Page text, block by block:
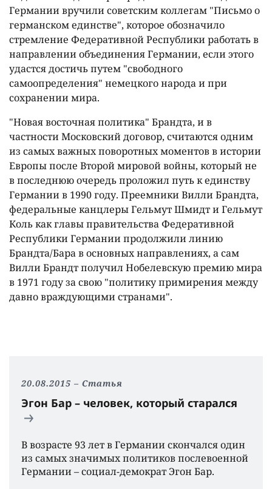
Германии вручили советским коллегам "Письмо о
германском единстве", которое обозначило
стремление Федеративной Республики работать в
направлении объединения Германии, если этого
удастся достичь путем "свободного
самоопределения" немецкого народа и при
сохранении мира.
"Новая восточная политика" Брандта, и в
частности Московский договор, считаются одним
из самых важных поворотных моментов в истории
Европы после Второй мировой войны, который не
в последнюю очередь проложил путь к единству
Германии в 1990 году. Преемники Вилли Брандта,
федеральные канцлеры Гельмут Шмидт и Гельмут
Коль как главы правительства Федеративной
Республики Германии продолжили линию
Брандта/Бара в основных направлениях, а сам
Вилли Брандт получил Нобелевскую премию мира
в 1971 году за свою "политику примирения между
давно враждующими странами".
20.08.2015 Статья
Эгон Бар – человек, который старался
В возрасте 93 лет в Германии скончался один
из самых значимых политиков послевоенной
Германии – социал-демократ Эгон Бар.